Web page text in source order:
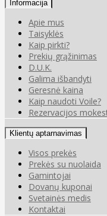
Informacija
Apie mus
Taisyklės
Kaip pirkti?
Prekių grąžinimas
D.U.K.
Galima išbandyti
Geresnė kaina
Kaip naudoti Voile?
Rezervacijos
Klientų aptarnavimas
Visos prekės
Prekės su nuolaida
Gamintojai
Dovanų kuponai
Svetainės medis
Kontaktai